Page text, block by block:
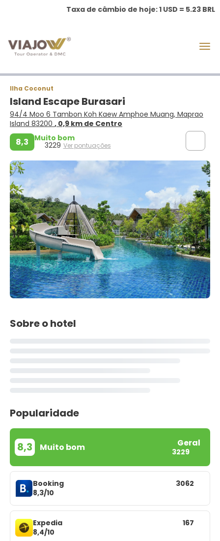
Taxa de câmbio de hoje: 1 USD = 5.23 BRL
Ilha Coconut
Island Escape Burasari
94/4 Moo 6 Tambon Koh Kaew Amphoe Muang, Maprao
Island 83200 , 0,9 km de Centro
8,3 Muito bom
3229 Ver pontuações
Sobre o hotel
Popularidade
8,3 Muito bom Geral
3229
Booking
8,3/10
3062
Expedia
8,4/10
167